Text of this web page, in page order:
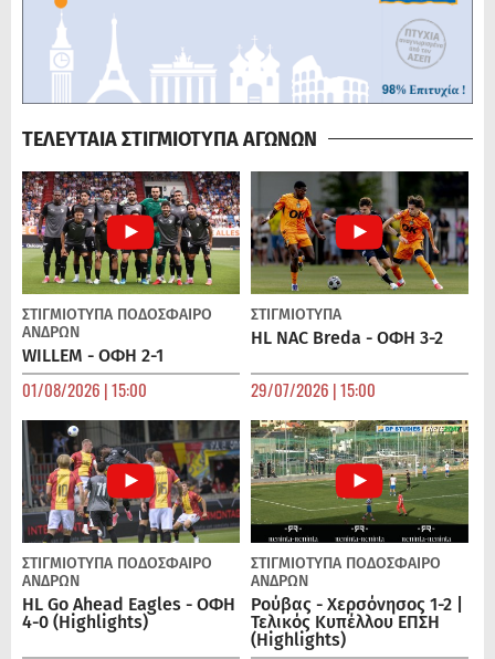
ΤΕΛΕΥΤΑΙΑ ΣΤΙΓΜΙΟΤΥΠΑ ΑΓΩΝΩΝ
ΣΤΙΓΜΙΟΤΥΠΑ ΠΟΔΌΣΦΑΙΡΟ
ΑΝΔΡΏΝ
WILLEM - ΟΦΗ 2-1
01/08/2026 | 15:00
ΣΤΙΓΜΙΟΤΥΠΑ
HL NAC Breda - ΟΦΗ 3-2
29/07/2026 | 15:00
ΣΤΙΓΜΙΟΤΥΠΑ ΠΟΔΌΣΦΑΙΡΟ
ΑΝΔΡΏΝ
HL Go Ahead Eagles - ΟΦΗ
4-0 (Highlights)
ΣΤΙΓΜΙΟΤΥΠΑ ΠΟΔΌΣΦΑΙΡΟ
ΑΝΔΡΏΝ
Ρούβας - Χερσόνησος 1-2 |
Τελικός Κυπέλλου ΕΠΣΗ
(Highlights)